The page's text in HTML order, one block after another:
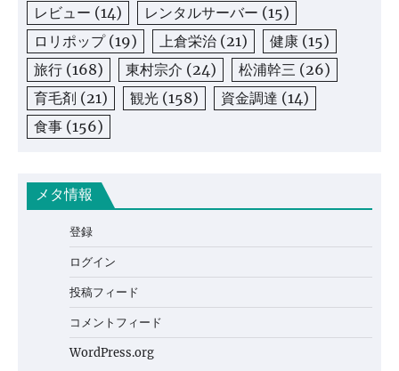
レビュー (14) レンタルサーバー (15)
ロリポップ(19) 上倉栄治 (21) 健康 (15)
旅行 (168) 東村宗介 (24) 松浦幹三 (26)
育毛剤 (21) 観光 (158) 資金調達 (14)
食事 (156)
メタ情報
登録
ログイン
投稿フィード
コメントフィード
WordPress.org